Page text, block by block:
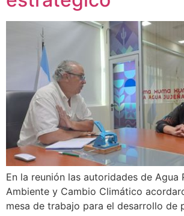
En la reunión las autoridades de Agua
Ambiente y Cambio Climático
mesa de trabajo para el desarrollo de